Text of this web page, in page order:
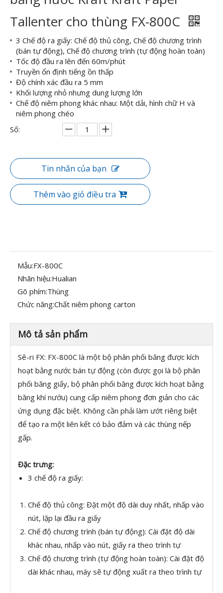
Tallenter cho thùng FX-800C
3 Chế độ ra giấy: Chế độ thủ công, Chế độ chương trình
(bán tự động), Chế độ chương trình (tự động hoàn toàn)
Tốc độ đầu ra lên đến 60m/phút
Truyền ổn định tiếng ồn thấp
Độ chính xác đầu ra 5 mm
Khối lượng nhỏ nhưng dung lượng lớn
Chế độ niêm phong khác nhau: Một dải, hình chữ H và
niêm phong chéo
Số:
Tin nhắn của bạn
Thêm vào giỏ điều tra
Mẫu:FX-800C
Nhãn hiệu:Hualian
Gõ phím:Thùng
Chức năng:Chất niêm phong carton
Mô tả sản phẩm
Sê-ri FX: FX-800C là một bộ phân phối băng được kích
hoạt bằng nước bán tự động (còn được gọi là bộ phân
phối băng giấy, bộ phân phối băng được kích hoạt bằng
băng khí nướu) cung cấp niêm phong đơn giản cho các
ứng dụng đặc biệt. Không cần phải làm ướt riêng biệt
để tạo ra một liên kết có bảo đảm và các thùng nếp
gấp.
Đặc trưng:
3 chế độ ra giấy:
Chế độ thủ công: Đặt một độ dài duy nhất, nhấp vào
nút, lặp lại đầu ra giấy
Chế độ chương trình (bán tự động): Cài đặt độ dài
khác nhau, nhấp vào nút, giấy ra theo trình tự
Chế độ chương trình (tự động hoàn toàn): Cài đặt độ
dài khác nhau, máy sẽ tự động xuất ra theo trình tự